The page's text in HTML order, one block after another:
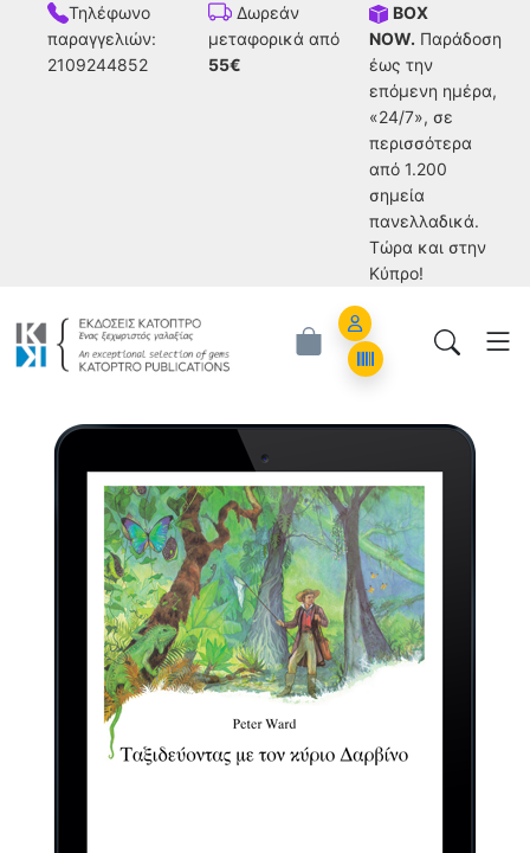
Τηλέφωνο
παραγγελιών:
2109244852
Δωρεάν
μεταφορικά από
55€
BOX
NOW. Παράδοση
έως την
επόμενη ημέρα,
«24/7», σε
περισσότερα
από 1.200
σημεία
πανελλαδικά.
Tώρα και στην
Κύπρο!
Account
Orders